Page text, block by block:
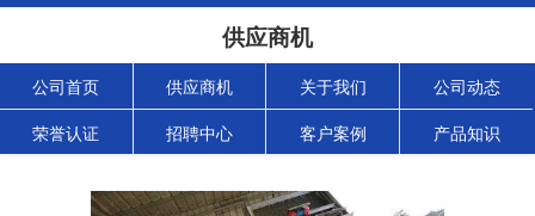
供应商机
公司首页 供应商机 关于我们 公司动态
荣誉认证 招聘中心 客户案例 产品知识